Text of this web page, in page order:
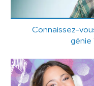
Connaissez-
génie